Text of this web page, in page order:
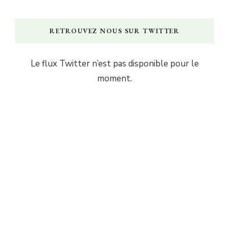
RETROUVEZ NOUS SUR TWITTER
Le flux Twitter n’est pas disponible pour le
moment.